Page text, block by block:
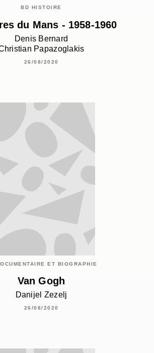
BD HISTOIRE
du Mans - 1958-1960
Denis Bernard
Papazoglakis
26/08/2020
ET BIOGRAPHIE
Van Gogh
Danijel Zezelj
26/08/2020